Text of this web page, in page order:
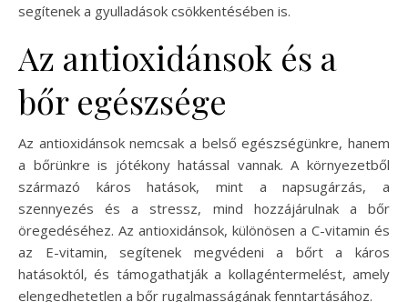
segítenek a gyulladások csökkentésében is.
Az antioxidánsok és a
bőr egészsége
Az antioxidánsok nemcsak a belső egészségünkre, hanem
a bőrünkre is jótékony hatással vannak. A környezetből
származó káros hatások, mint a napsugárzás, a
szennyezés és a stressz, mind hozzájárulnak a bőr
öregedéséhez. Az antioxidánsok, különösen a C-vitamin és
az E-vitamin, segítenek megvédeni a bőrt a káros
hatásoktól, és támogathatják a kollagéntermelést, amely
elengedhetetlen a bőr rugalmasságának fenntartásához.